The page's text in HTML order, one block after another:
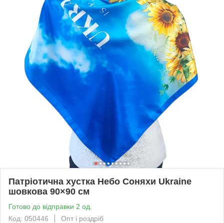
Патріотична хустка Небо Соняхи Ukraine
шовкова 90×90 см
Готово до відправки 2 од.
Код: 050446
Опт і роздріб